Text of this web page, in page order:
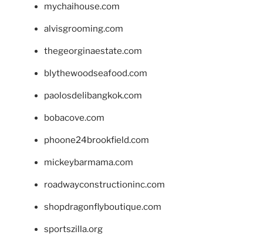
mychaihouse.com
alvisgrooming.com
thegeorginaestate.com
blythewoodseafood.com
paolosdelibangkok.com
bobacove.com
phoone24brookfield.com
mickeybarmama.com
roadwayconstructioninc.com
shopdragonflyboutique.com
sportszilla.org